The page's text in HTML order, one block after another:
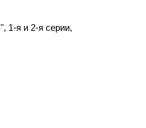
1-я и 2-я серии,